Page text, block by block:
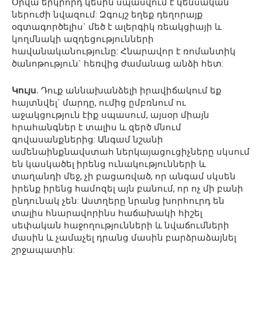
Օրվա երկրորդ կեսին սպասվում է կենսական
ներուժի նվազում: Զգույշ եղեք դեղորայք
օգտագործելիս` մեծ է ալերգիկ ռեակցիայի և
կողմնակի ազդեցությունների
հավանականությունը: Հնարավոր է ռոմանտիկ
ծանոթություն` հեռվից ժամանաց անձի հետ:
Կույս. Դուք աննախանձելի իրավիճակում եք
հայտնվել` մարդը, ումից ըմբռնում ու
աջակցություն էիք սպասում, այսօր միայն
հրահանգներ է տալիս և զերծ մնում
գովասանքներից: Անգամ նշանի
ամենաինքնավստահ ներկայացուցիչները սկսում
են կասկածել իրենց ունակությունների և
տաղանդի մեջ, չի բացառված, որ անգամ սկսեն
իրենք իրենց համոզել այն բանում, որ ոչ մի բանի
ընդունակ չեն: Աստղերը նրանց խորհուրդ են
տալիս հնարավորինս հաճախակի հիշել
սեփական հաջողությունների և նվաճումների
մասին և չամաչել դրանց մասին բարձրաձայնել
շրջապատին: